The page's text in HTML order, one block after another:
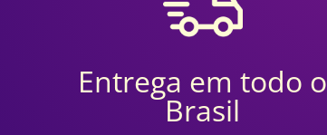
Entrega em todo o
Brasil